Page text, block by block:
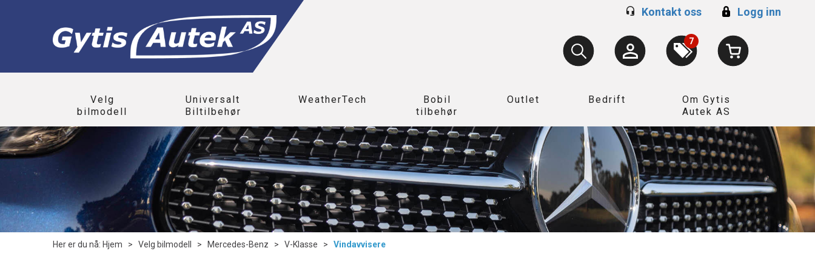
Kontakt oss Logg inn
7
Velg
bilmodell
Universalt
Biltilbehør
WeatherTech
Bobil
tilbehør
Outlet Bedrift
Om Gytis
Autek AS
Her er du nå: Hjem > Velg bilmodell > Mercedes-Benz > V-Klasse > Vindavvisere